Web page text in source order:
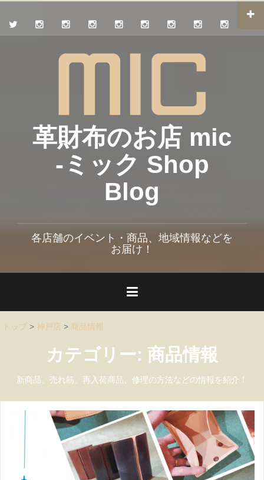
革財布のお店 mic
-ミック Shop
Blog
各店舗のイベント・商品、地域情報などを
お届け！
トップ > 神戸店 > 商品情報
カテゴリー: 商品情報
新商品、売れ筋、再入荷商品、修理の方法などの情報を紹介！